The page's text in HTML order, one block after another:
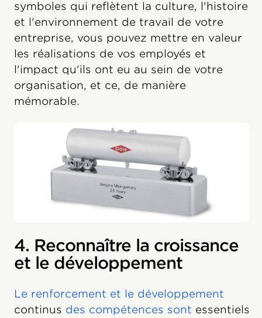
symboles qui reflètent la culture, l'histoire
et l'environnement de travail de votre
entreprise, vous pouvez mettre en valeur
les réalisations de vos employés et
l'impact qu'ils ont eu au sein de votre
organisation, et ce, de manière
mémorable.
4. Reconnaître la croissance
et le développement
Le renforcement et le développement
continus des compétences sont essentiels